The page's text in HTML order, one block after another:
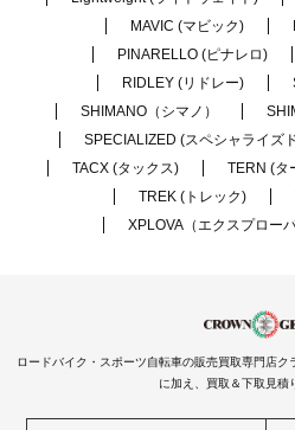
MAVIC (マビック)
PINARELLO (ピナレロ)
RIDLEY (リドレー)
SHIMANO（シマノ）
SPECIALIZED (スペシャライズ
TACX (タックス)
TERN (タ
TREK (トレック)
XPLOVA（エクスプローバ
ロードバイク・スポーツ自転車の販売買取専門店
に加え、買取＆下取見積